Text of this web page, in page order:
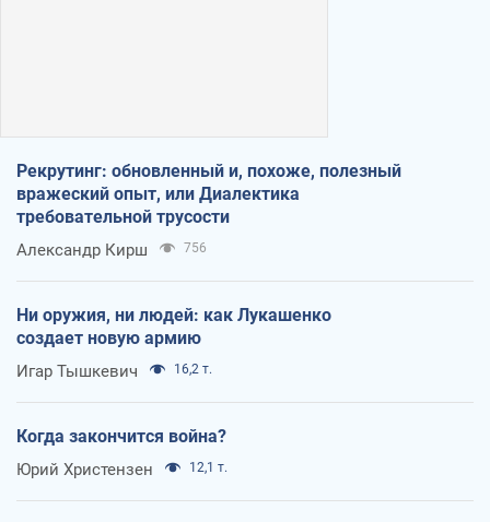
Рекрутинг: обновленный и, похоже, полезный
вражеский опыт, или Диалектика
требовательной трусости
Александр Кирш 756
Ни оружия, ни людей: как Лукашенко
создает новую армию
Игар Тышкевич 16,2 т.
Когда закончится война?
Юрий Христензен 12,1 т.